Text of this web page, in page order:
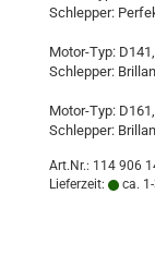
Schlepper:
Motor-Typ:
Schlepper:
Motor-Typ:
Schlepper:
Art.Nr.: 114 906
Lieferzeit:
ca.